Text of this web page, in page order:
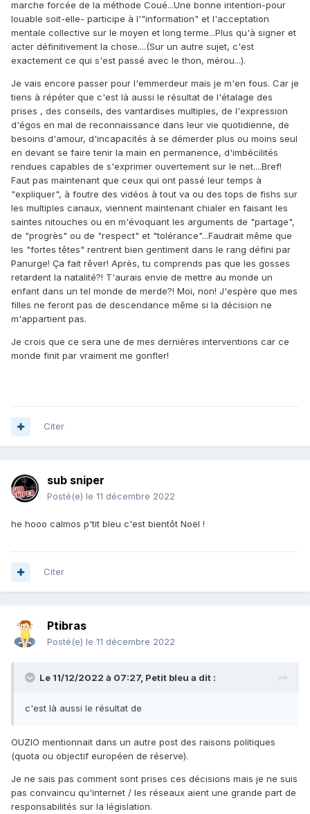
marche forcée de la méthode Coué...Une bonne intention-pour
louable soit-elle- participe à l'"information" et l'acceptation
mentale collective sur le moyen et long terme...Plus qu'à signer et
acter définitivement la chose....(Sur un autre sujet, c'est
exactement ce qui s'est passé avec le thon, mérou...).
Je vais encore passer pour l'emmerdeur mais je m'en fous. Car je
tiens à répéter que c'est là aussi le résultat de l'étalage des
prises , des conseils, des vantardises multiples, de l'expression
d'égos en mal de reconnaissance dans leur vie quotidienne, de
besoins d'amour, d'incapacités à se démerder plus ou moins seul
en devant se faire tenir la main en permanence, d'imbécilités
rendues capables de s'exprimer ouvertement sur le net....Bref!
Faut pas maintenant que ceux qui ont passé leur temps à
"expliquer", à foutre des vidéos à tout va ou des tops de fishs sur
les multiples canaux, viennent maintenant chialer en faisant les
saintes nitouches ou en m'évoquant les arguments de "partage",
de "progrès" ou de "respect" et "tolérance"...Faudrait même que
les "fortes têtes" rentrent bien gentiment dans le rang défini par
Panurge! Ça fait rêver! Après, tu comprends pas que les gosses
retardent la natalité?! T'aurais envie de mettre au monde un
enfant dans un tel monde de merde?! Moi, non! J'espère que mes
filles ne feront pas de descendance même si la décision ne
m'appartient pas.
Je crois que ce sera une de mes dernières interventions car ce
monde finit par vraiment me gonfler!
Citer
sub sniper
Posté(e) le 11 décembre 2022
he hooo calmos p'tit bleu c'est bientôt Noël !
Citer
Ptibras
Posté(e) le 11 décembre 2022
Le 11/12/2022 à 07:27, Petit bleu a dit :
c'est là aussi le résultat de
OUZIO mentionnait dans un autre post des raisons politiques
(quota ou objectif européen de réserve).
Je ne sais pas comment sont prises ces décisions mais je ne suis
pas convaincu qu'internet / les réseaux aient une grande part de
responsabilités sur la législation.